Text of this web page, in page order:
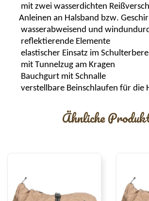
mit zwei wasserdichten
Anleinen an Halsband bzw.
wasserabweisend und
reflektierende Elemente
elastischer Einsatz im
mit Tunnelzug am Kragen
Bauchgurt mit Schnalle
verstellbare Beinschlaufen für die
Ähnliche